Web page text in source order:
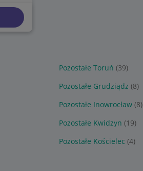
Pozostałe Toruń (39)
Pozostałe Grudziądz (8)
Pozostałe Inowrocław (8)
Pozostałe Kwidzyn (19)
Pozostałe Kościelec (4)